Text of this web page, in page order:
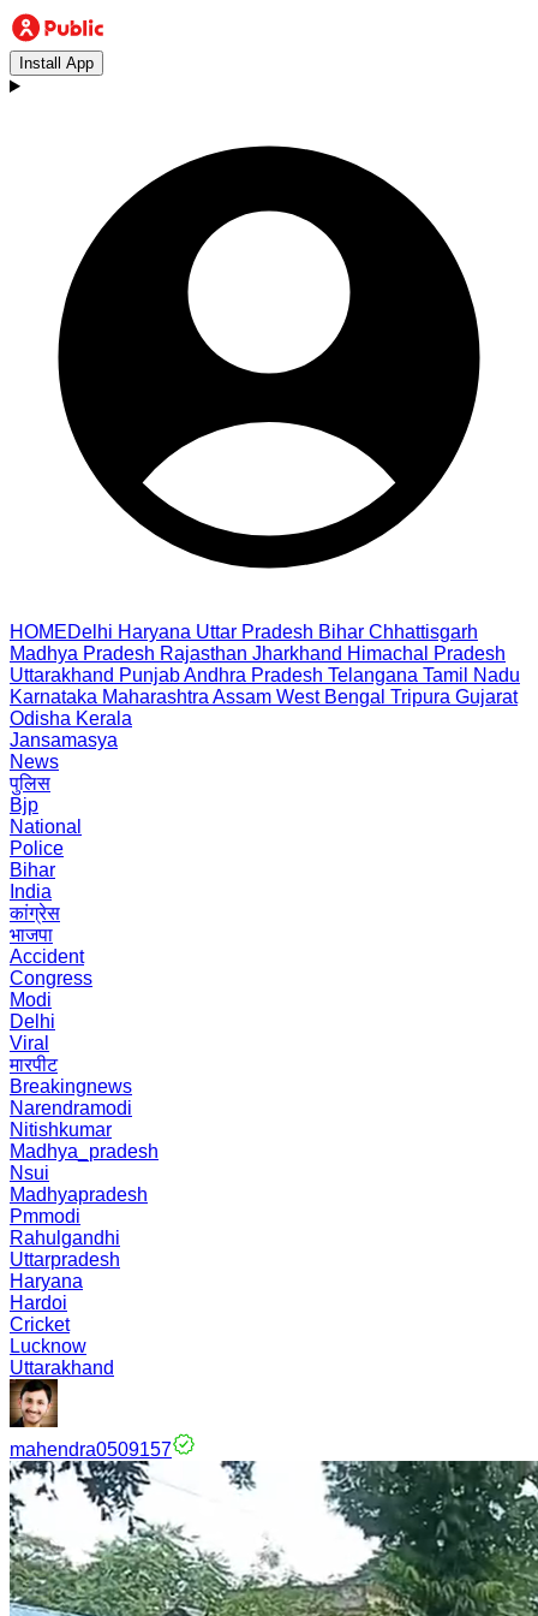
Install App
HOMEDelhi Haryana Uttar Pradesh Bihar Chhattisgarh
Madhya Pradesh Rajasthan Jharkhand Himachal Pradesh
Uttarakhand PunjabAndhra Pradesh Telangana Tamil Nadu
Karnataka Maharashtra Assam West Bengal Tripura Gujarat
Odisha Kerala
Jansamasya
News
पुलिस
Bjp
National
Police
Bihar
India
कांग्रेस
भाजपा
Accident
Congress
Modi
Delhi
Viral
मारपीट
Breakingnews
Narendramodi
Nitishkumar
Madhya_pradesh
Nsui
Madhyapradesh
Pmmodi
Rahulgandhi
Uttarpradesh
Haryana
Hardoi
Cricket
Lucknow
Uttarakhand
mahendra0509157